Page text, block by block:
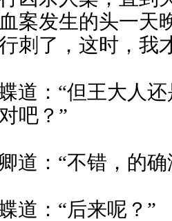
案发生的头一天
刺了，这时，我
道：“但王大人
吧？”
道：“不错，的确
道：“后来呢？”